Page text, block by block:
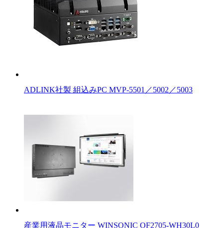
ADLINK社製 組込みPC MVP-5501／5002／5003
産業用液晶モニター WINSONIC OF2705-WH30L0